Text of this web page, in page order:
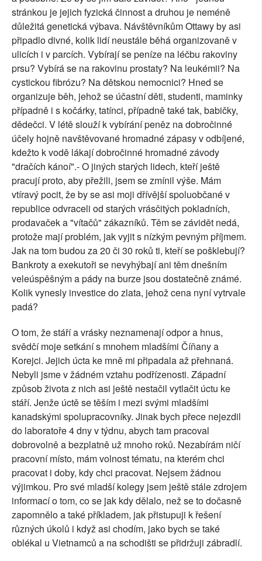
stránkou je jejich fyzická činnost a druhou je neméně
důležitá genetická výbava. Návštěvníkům Ottawy by asi
připadlo divné, kolik lidí neustále běhá organizovaně v
ulicích i v parcích. Vybírají se peníze na léčbu rakoviny
prsu? Vybírá se na rakovinu prostaty? Na leukémii? Na
cystickou fibrózu? Na dětskou nemocnici? Hned se
organizuje běh, jehož se účastní děti, studenti, maminky
případně i s kočárky, tatínci, případně také tak, babičky,
dědečci. V létě slouží k vybírání peněz na dobročinné
účely hojně navštěvované hromadné zápasy v odbíjené,
kdežto k vodě lákají dobročinné hromadné závody
"dračích kánoí".- O jiných starých lidech, kteří ještě
pracují proto, aby přežili, jsem se zmínil výše. Mám
vtíravý pocit, že by se asi moji dřívější spoluobčané v
republice odvraceli od starých vrásčitých pokladních,
prodavaček a "vítačů" zákazníků. Těm se závidět nedá,
protože mají problém, jak vyjit s nízkým pevným příjmem.
Jak na tom budou za 20 či 30 roků ti, kteří se pošklebují?
Bankroty a exekutoři se nevyhýbají ani těm dnešním
veleúspěšným a pády na burze jsou dostatečně známé.
Kolik vynesly investice do zlata, jehož cena nyní vytrvale
padá?
O tom, že stáří a vrásky neznamenají odpor a hnus,
svědčí moje setkání s mnohem mladšími Číňany a
Korejci. Jejich úcta ke mně mi připadala až přehnaná.
Nebyli jsme v žádném vztahu podřízenosti. Západní
způsob života z nich asi ještě nestačil vytlačit úctu ke
stáří. Jenže úctě se těším i mezi svými mladšími
kanadskými spolupracovníky. Jinak bych přece nejezdil
do laboratoře 4 dny v týdnu, abych tam pracoval
dobrovolně a bezplatně už mnoho roků. Nezabírám ničí
pracovní místo, mám volnost tématu, na kterém chci
pracovat i doby, kdy chci pracovat. Nejsem žádnou
výjimkou. Pro své mladší kolegy jsem ještě stále zdrojem
informací o tom, co se jak kdy dělalo, než se to dočasně
zapomnělo a také příkladem, jak přistupuji k řešení
různých úkolů i když asi chodím, jako bych se také
oblékal u Vietnamců a na schodišti se přidržuji zábradlí.